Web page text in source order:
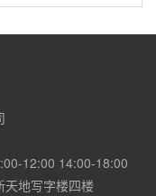
12:00 14:00-18:00
天地写字楼四楼